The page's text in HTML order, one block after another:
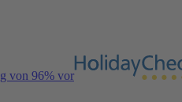
von 96% vor